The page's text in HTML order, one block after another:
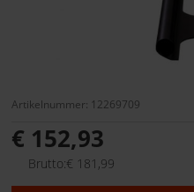
Artikelnummer: 12269709
€ 152,93
Brutto:€ 181,99